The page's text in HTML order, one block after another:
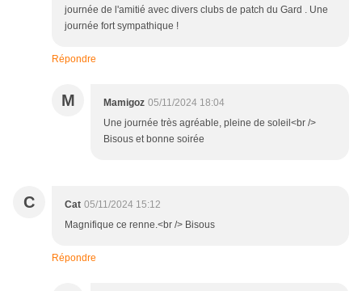
journée de l'amitié avec divers clubs de patch du Gard . Une
journée fort sympathique !
Répondre
M Mamigoz 05/11/2024 18:04
Une journée très agréable, pleine de soleil<br />
Bisous et bonne soirée
C Cat 05/11/2024 15:12
Magnifique ce renne.<br /> Bisous
Répondre